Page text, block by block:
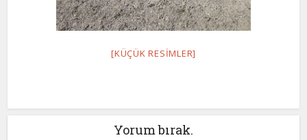
[KÜÇÜK RESIMLER]
Yorum bırak.